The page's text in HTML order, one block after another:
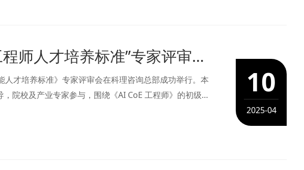
工信部教考中心“AI CoE 工程师人才培养标准”专家评审会在科理总部成功举行
才培养标准》专家评审会在科理咨询总部成功举行。本
院校及产业专家参与，围绕《AI CoE 工程师》的初级、
10
2025-04